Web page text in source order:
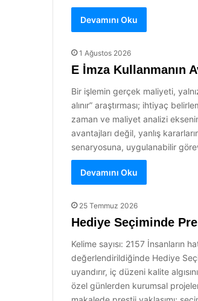
Devamını Oku
1 Ağustos 2026
E İmza Kullanmanın
Bir işlemin gerçek maliyeti,
alınır” araştırması; ihtiyaç
zaman ve maliyet analizi
avantajları değil, yanlış
senaryosuna, uygulanabilir
Devamını Oku
25 Temmuz 2026
Hediye Seçiminde
Kelime sayısı: 2157 İnsanların
değerlendirildiğinde Hediye
uyandırır, iç düzeni kalite
özel günlerden kurumsal